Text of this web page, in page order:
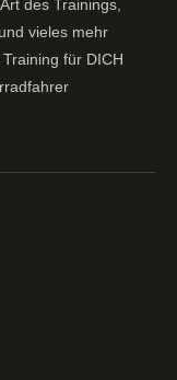
des Trainings,
vieles mehr
für DICH